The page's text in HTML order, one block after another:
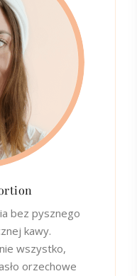
bez pysznego
kawy.
wszystko,
orzechowe